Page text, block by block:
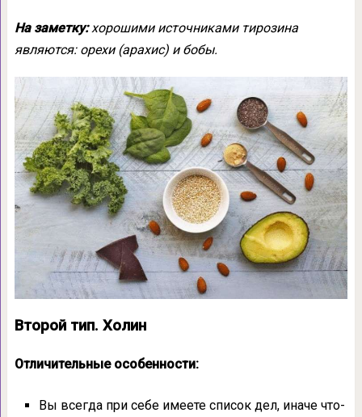
На заметку:хорошими источниками тирозина
являются: орехи (арахис) и бобы.
Второй тип. Холин
Отличительные особенности:
Вы всегда при себе имеете список дел, иначе что-